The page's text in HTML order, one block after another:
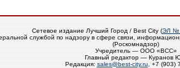
Сетевое издание Лучший Город / Best City (ЭЛ №
службой по надзору в сфере связи,
(Роскомнадзор)
Учредитель — ООО «ВСС»
Главный редактор — Куранов
Редакция: sales@best-city.ru , +7 (903)